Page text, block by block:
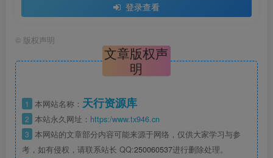
登录查看
© 版权声明
文章版权声
明
1 本网站名称： 天行资源库
2 本站永久网址： https:/www.tx946.cn
3 本网站的文章部分内容可能来源于网络，仅供大家学习与参
考，如有侵权，请联系站长 QQ:250060537进行删除处理。